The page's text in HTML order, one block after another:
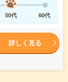
50代 60代
詳しく見る